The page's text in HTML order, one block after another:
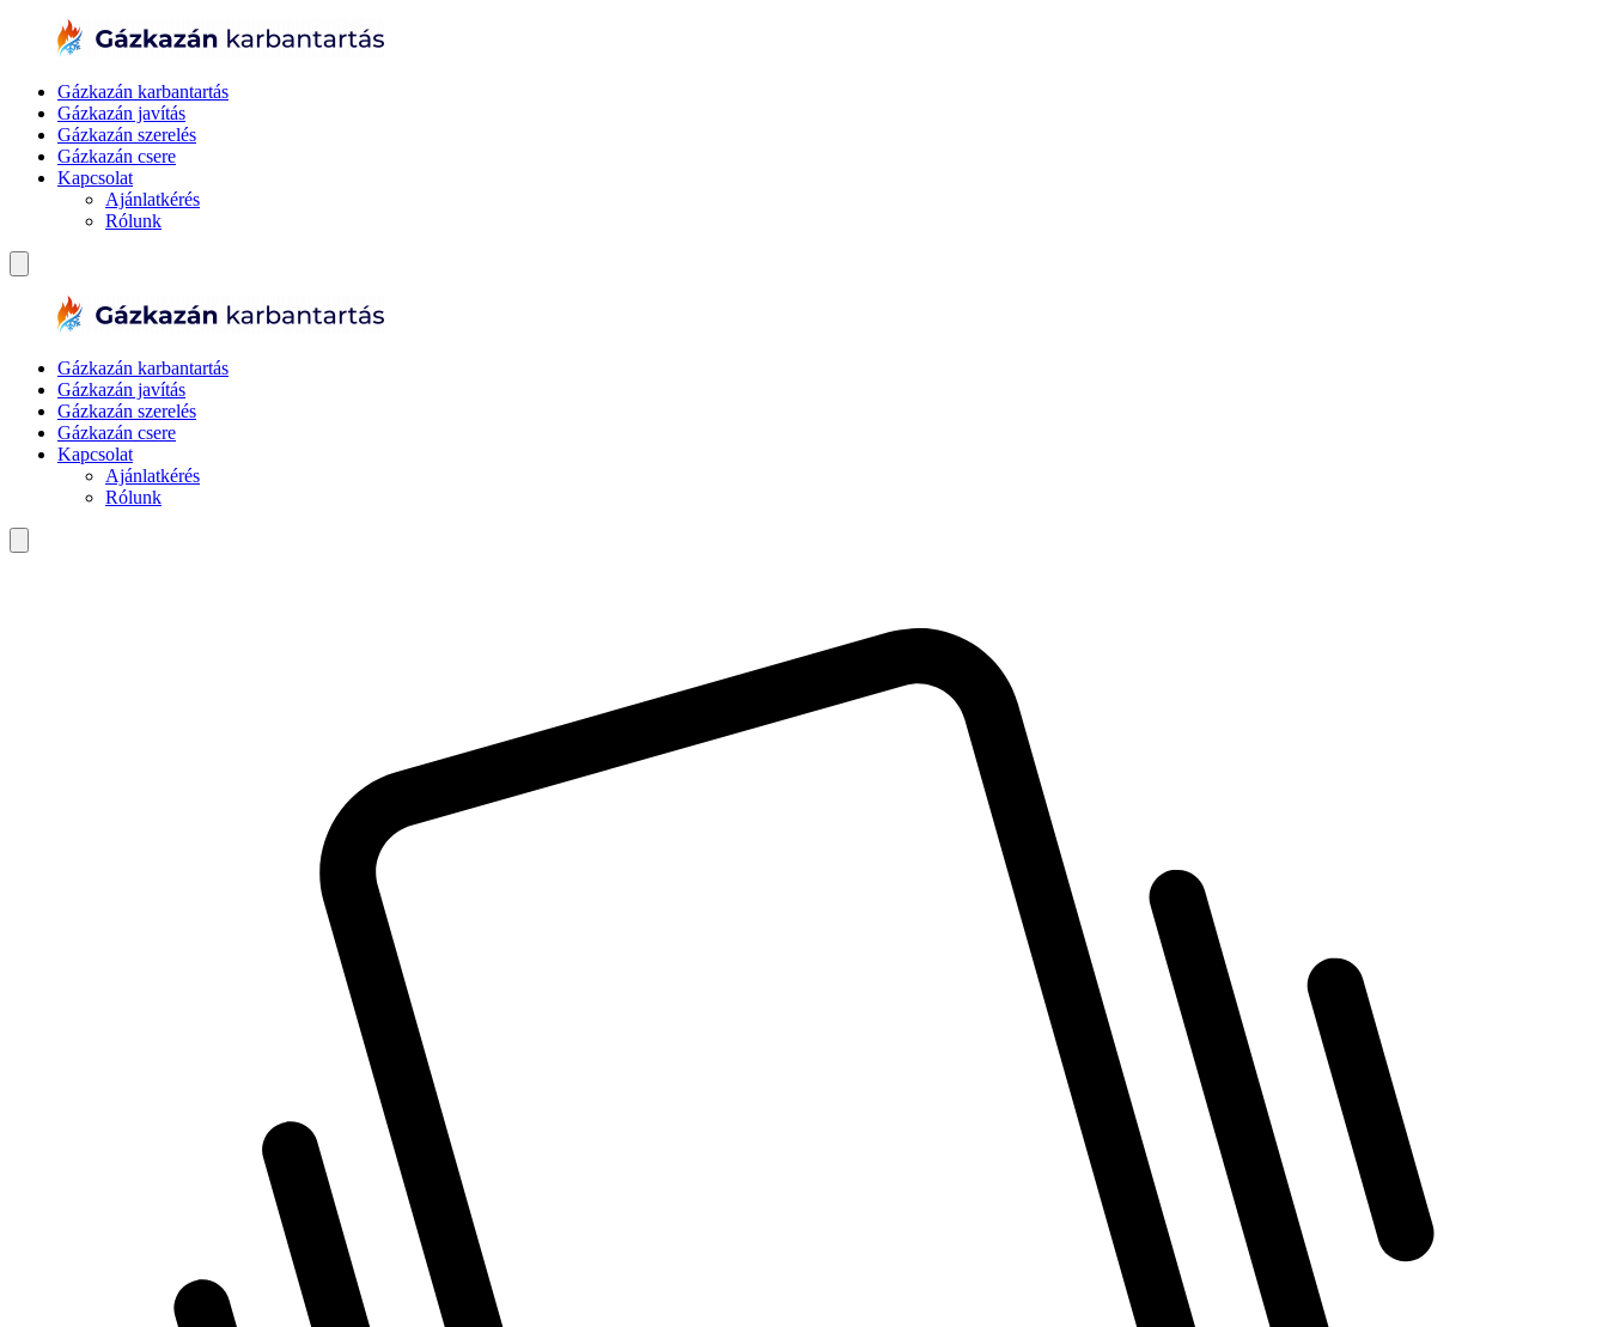
Gázkazán karbantartás
Gázkazán javítás
Gázkazán szerelés
Gázkazán csere
Kapcsolat
Ajánlatkérés
Rólunk
Gázkazán karbantartás
Gázkazán javítás
Gázkazán szerelés
Gázkazán csere
Kapcsolat
Ajánlatkérés
Rólunk